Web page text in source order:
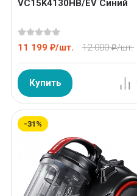
VC15K4130HB/EV Cиний
11 199 ₽/шт. 12 000 ₽/шт.
Купить
-31%